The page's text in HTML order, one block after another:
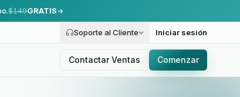
$149GRATIS
Soporte al Cliente Iniciar sesión
Contactar Ventas Comenzar